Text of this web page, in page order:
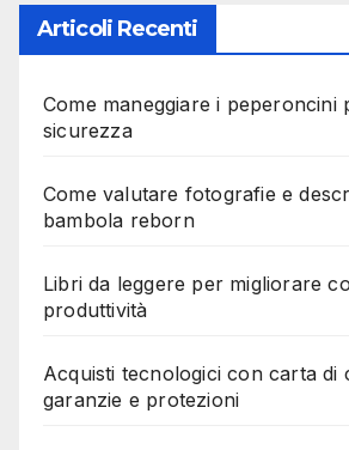
Articoli Recenti
Come maneggiare i peperoncini
sicurezza
Come valutare fotografie e
bambola reborn
Libri da leggere per migliorare
produttività
Acquisti tecnologici con carta di
garanzie e protezioni